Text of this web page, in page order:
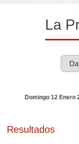
La
Domingo 12 Enero
Resultados